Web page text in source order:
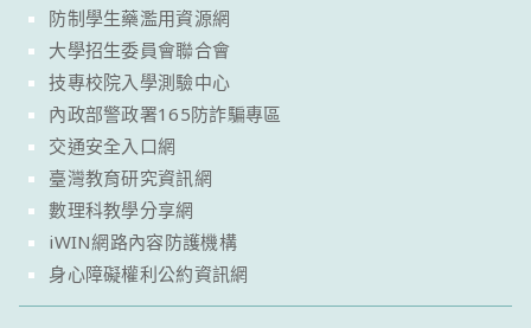
防制學生藥濫用資源網
大學招生委員會聯合會
技專校院入學測驗中心
內政部警政署165防詐騙專區
交通安全入口網
臺灣教育研究資訊網
數理科教學分享網
iWIN網路內容防護機構
身心障礙權利公約資訊網